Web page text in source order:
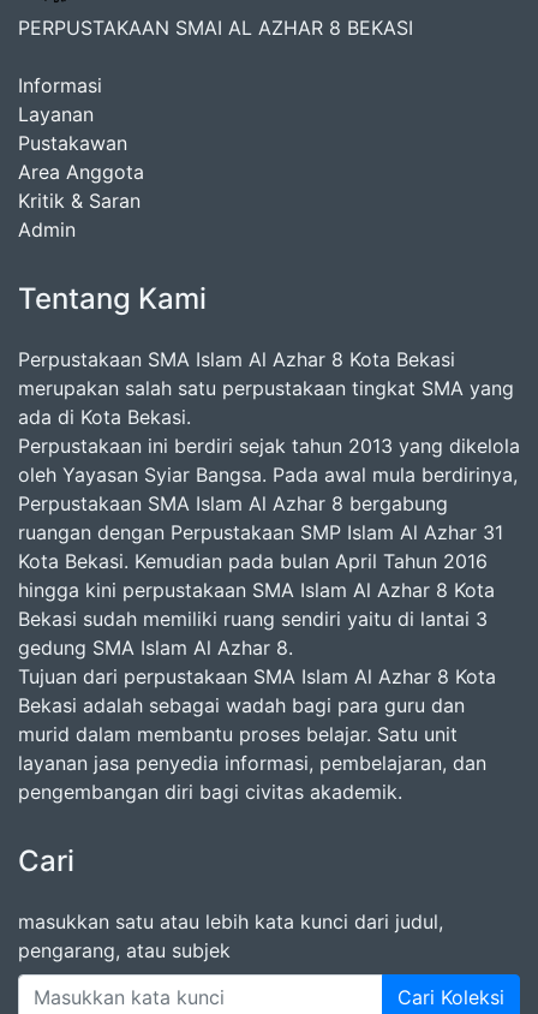
PERPUSTAKAAN SMAI AL AZHAR 8 BEKASI
Informasi
Layanan
Pustakawan
Area Anggota
Kritik & Saran
Admin
Tentang Kami
Perpustakaan SMA Islam Al Azhar 8 Kota Bekasi
merupakan salah satu perpustakaan tingkat SMA yang
ada di Kota Bekasi.
Perpustakaan ini berdiri sejak tahun 2013 yang dikelola
oleh Yayasan Syiar Bangsa. Pada awal mula berdirinya,
Perpustakaan SMA Islam Al Azhar 8 bergabung
ruangan dengan Perpustakaan SMP Islam Al Azhar 31
Kota Bekasi. Kemudian pada bulan April Tahun 2016
hingga kini perpustakaan SMA Islam Al Azhar 8 Kota
Bekasi sudah memiliki ruang sendiri yaitu di lantai 3
gedung SMA Islam Al Azhar 8.
Tujuan dari perpustakaan SMA Islam Al Azhar 8 Kota
Bekasi adalah sebagai wadah bagi para guru dan
murid dalam membantu proses belajar. Satu unit
layanan jasa penyedia informasi, pembelajaran, dan
pengembangan diri bagi civitas akademik.
Cari
masukkan satu atau lebih kata kunci dari judul,
pengarang, atau subjek
Cari Koleksi